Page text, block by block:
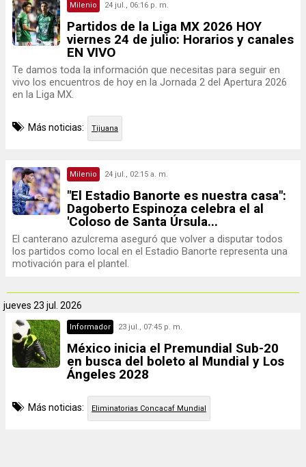
Milenio 24 jul., 06:16 p. m.
Partidos de la Liga MX 2026 HOY
viernes 24 de julio: Horarios y canales
EN VIVO
Te damos toda la información que necesitas para seguir en
vivo los encuentros de hoy en la Jornada 2 del Apertura 2026
en la Liga MX.
Más noticias: Tijuana
Milenio 24 jul., 02:15 a. m.
"El Estadio Banorte es nuestra casa":
Dagoberto Espinoza celebra el al
'Coloso de Santa Úrsula...
El canterano azulcrema aseguró que volver a disputar todos
los partidos como local en el Estadio Banorte representa una
motivación para el plantel.
jueves 23 jul. 2026
Informador 23 jul., 07:45 p. m.
México inicia el Premundial Sub-20
en busca del boleto al Mundial y Los
Ángeles 2028
Más noticias: Eliminatorias Concacaf Mundial